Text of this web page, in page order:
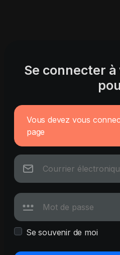
Se connecter
Vous devez vous
page
Se souvenir de moi